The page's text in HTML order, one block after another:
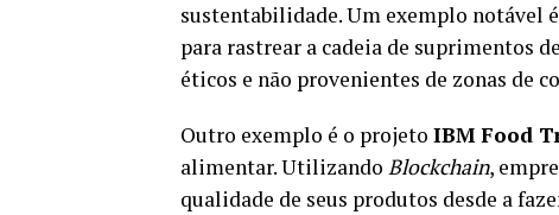
sustentabilidade. Um exemplo notável
para rastrear a cadeia de suprimentos
éticos e não provenientes de zonas de
Outro exemplo é o projeto IBM Food
alimentar. Utilizando Blockchain,
qualidade de seus produtos desde a